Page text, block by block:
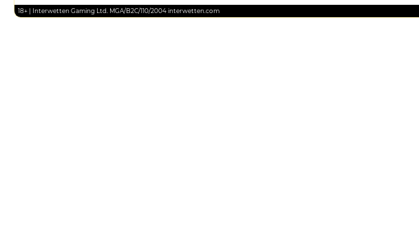
18+ | Interwetten Gaming Ltd. MGA/B2C/110/2004 interwetten.com